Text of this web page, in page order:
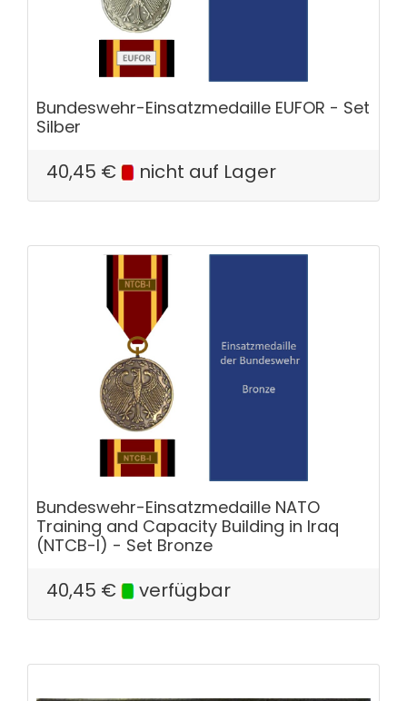
Bundeswehr-Einsatzmedaille EUFOR - Set
Silber
40,45 € nicht auf Lager
Bundeswehr-Einsatzmedaille NATO
Training and Capacity Building in Iraq
(NTCB-I) - Set Bronze
40,45 € verfügbar